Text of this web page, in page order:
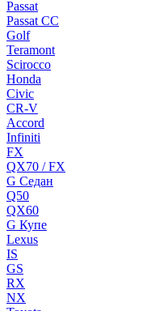
Passat
Passat CC
Golf
Teramont
Scirocco
Honda
Civic
CR-V
Accord
Infiniti
FX
QX70 / FX
G Cедан
Q50
QX60
G Купе
Lexus
IS
GS
RX
NX